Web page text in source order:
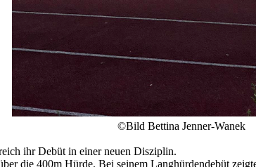
©Bild Bettina Jenner-Wanek
ihr Debüt in einer neuen Disziplin.
die 400m Hürde. Bei seinem Langhürdendebüt